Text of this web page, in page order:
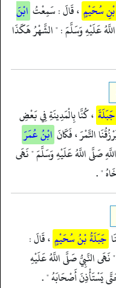
سُحَيْمٍ ، قَالَ : سَمِعْتُ ابْنَ
عَلَيْهِ وَسَلَّمَ : " الشَّهْرُ هَكَذَا
جَبَلَةَ ، كُنَّا بِالْمَدِينَةِ فِي بَعْضِ
التَّمْرَ ، فَكَانَ ابْنُ عُمَرَ
صَلَّى اللَّهُ عَلَيْهِ وَسَلَّمَ " نَهَى
" .
جَبَلَةُ بْنُ سُحَيْمٍ ، قَالَ :
النَّبِيُّ صَلَّى اللَّهُ عَلَيْهِ
يَسْتَأْذِنَ أَصْحَابَهُ " .